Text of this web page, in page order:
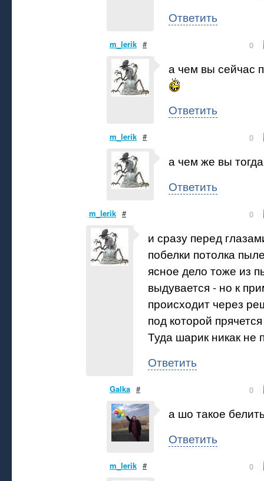
Ответить
m_lerik # 0
а чем вы сейчас
Ответить
m_lerik # 0
а чем же вы
Ответить
m_lerik # 0
и сразу перед
побелки потолка
ясное дело тоже из
выдувается - но к
происходит через
под которой
Туда шарик никак не
Ответить
Galka # 0
а шо такое
Ответить
m_lerik # 0